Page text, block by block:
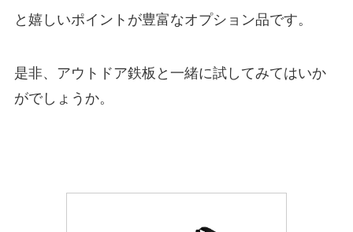
と嬉しいポイントが豊富なオプション品です。
是非、アウトドア鉄板と一緒に試してみてはいか
がでしょうか。